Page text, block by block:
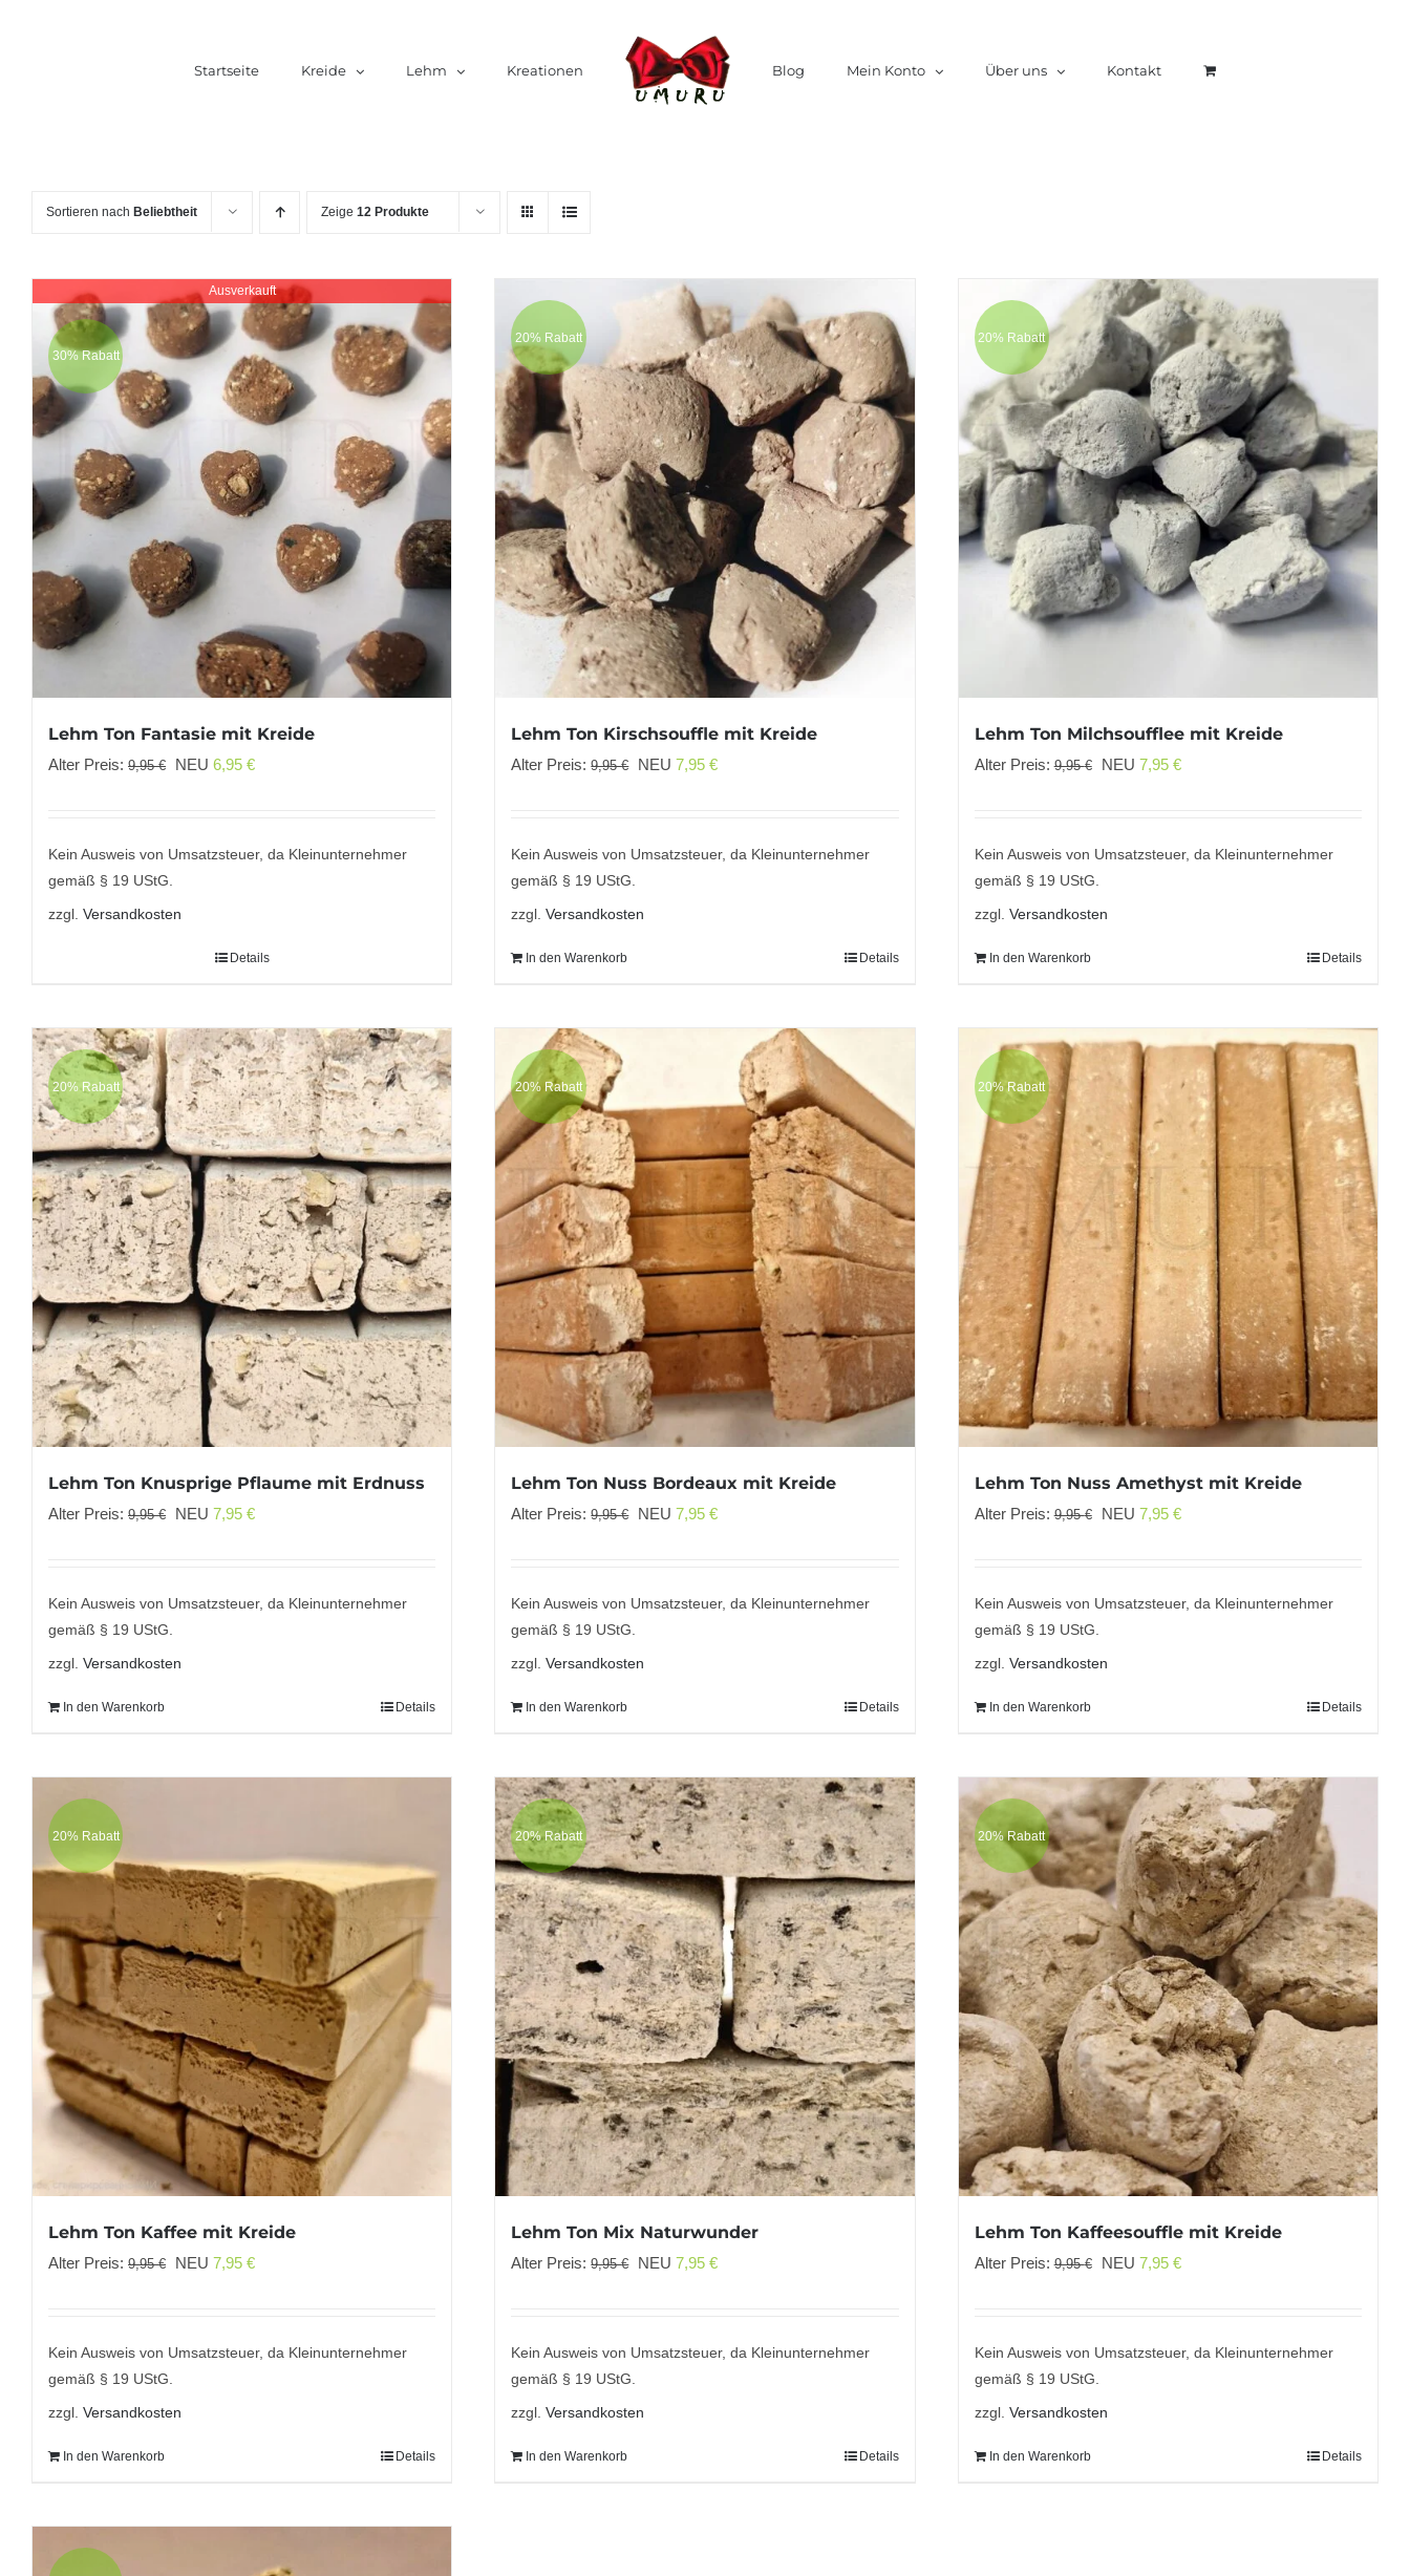
Startseite Kreide Lehm Kreationen Blog Mein Konto Über uns Kontakt
Sortieren nach Beliebtheit Zeige 12 Produkte
Ausverkauft
30% Rabatt
Lehm Ton Fantasie mit Kreide
Alter Preis: 9,95€
Ursprünglicher
9,95 €
NEU 6,95 €Aktueller
6,95 €.
Kein Ausweis von Umsatzsteuer, da Kleinunternehmer
gemäß § 19 UStG.
zzgl. Versandkosten
Details
20% Rabatt
Lehm Ton Kirschsouffle mit Kreide
Alter Preis: 9,95€
Ursprünglicher
9,95 €
NEU 7,95€Aktueller
7,95 €.
Kein Ausweis von Umsatzsteuer, da Kleinunternehmer
gemäß § 19 UStG.
zzgl.Versandkosten
In den Warenkorb Details
20% Rabatt
Lehm Ton Milchsoufflee mit Kreide
Alter Preis: 9,95€
Ursprünglicher
9,95 €
NEU 7,95 €Aktueller
7,95 €.
Kein Ausweis von Umsatzsteuer, da Kleinunternehmer
gemäß § 19 UStG.
zzgl. Versandkosten
In den Warenkorb Details
20% Rabatt
Lehm Ton Knusprige Pflaume mit Erdnuss
Alter Preis: 9,95€
Ursprünglicher
9,95 €
NEU 7,95 €Aktueller
7,95 €.
Kein Ausweis von Umsatzsteuer, da Kleinunternehmer
gemäß § 19 UStG.
zzgl. Versandkosten
In den Warenkorb Details
20% Rabatt
Lehm Ton Nuss Bordeaux mit Kreide
Alter Preis: 9,95€
Ursprünglicher
9,95 €
NEU 7,95€Aktueller
7,95 €.
Kein Ausweis von Umsatzsteuer, da Kleinunternehmer
gemäß § 19 UStG.
zzgl.Versandkosten
In den Warenkorb Details
20% Rabatt
Lehm Ton Nuss Amethyst mit Kreide
Alter Preis: 9,95€
Ursprünglicher
9,95 €
NEU 7,95 €Aktueller
7,95 €.
Kein Ausweis von Umsatzsteuer, da Kleinunternehmer
gemäß § 19 UStG.
zzgl. Versandkosten
In den Warenkorb Details
20% Rabatt
Lehm Ton Kaffee mit Kreide
Alter Preis: 9,95€
Ursprünglicher
9,95 €
NEU 7,95 €Aktueller
7,95 €.
Kein Ausweis von Umsatzsteuer, da Kleinunternehmer
gemäß § 19 UStG.
zzgl. Versandkosten
In den Warenkorb Details
20% Rabatt
Lehm Ton Mix Naturwunder
Alter Preis: 9,95€
Ursprünglicher
9,95 €
NEU 7,95€Aktueller
7,95 €.
Kein Ausweis von Umsatzsteuer, da Kleinunternehmer
gemäß § 19 UStG.
zzgl.Versandkosten
In den Warenkorb Details
20% Rabatt
Lehm Ton Kaffeesouffle mit Kreide
Alter Preis: 9,95€
Ursprünglicher
9,95 €
NEU 7,95 €Aktueller
7,95 €.
Kein Ausweis von Umsatzsteuer, da Kleinunternehmer
gemäß § 19 UStG.
zzgl. Versandkosten
In den Warenkorb Details